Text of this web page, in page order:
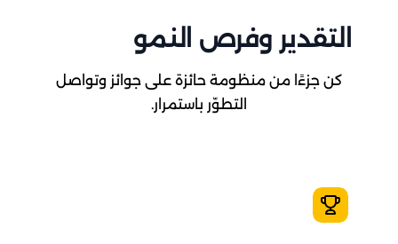
التقدير وفرص النمو
كن جزءًا من منظومة حائزة على جوائز وتواصل
التطوّر باستمرار.